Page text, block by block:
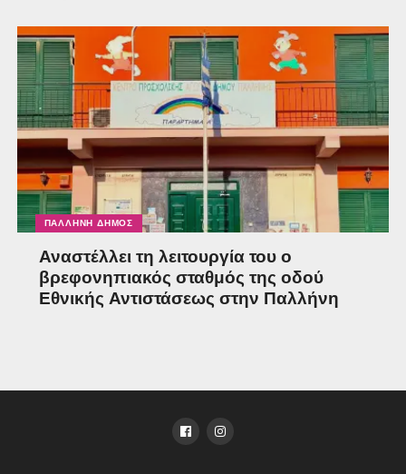
ΠΑΛΛΉΝΗ ΔΉΜΟΣ
Αναστέλλει τη λειτουργία του ο
βρεφονηπιακός σταθμός της οδού
Εθνικής Αντιστάσεως στην Παλλήνη